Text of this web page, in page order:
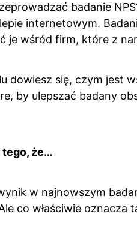
badanie
internetowym.
je wśród firm, które z
dowiesz się, czym jest
by ulepszać badany
tego, że…
w najnowszym
co właściwie